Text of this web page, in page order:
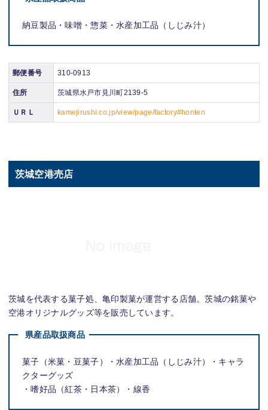
納豆製品・味噌・惣菜・水産加工品（しじみ汁）
郵便番号 310-0913
住所 茨城県水戸市見川町2139-5
ＵＲＬ kamejirushi.co.jp/view/page/factory#honten
茨城空港売店
茨城を代表する菓子処、亀印製菓が運営する店舗。茨城の銘菓や
空港オリジナルグッズ等を販売しています。
県産品取扱商品
菓子（米菓・豆菓子）・水産加工品（しじみ汁）・キャラ
クターグッズ
・嗜好品（紅茶・日本茶）・線香